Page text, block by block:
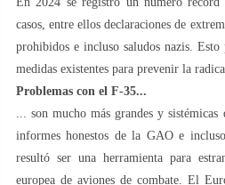
casos, entre ellos declaraciones de
prohibidos e incluso saludos nazis.
medidas existentes para prevenir la
Problemas con el F-35...
... son mucho más grandes y
informes honestos de la GAO e
resultó ser una herramienta para
europea de aviones de combate. El